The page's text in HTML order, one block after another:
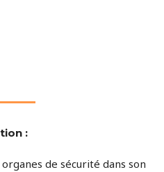
:
de sécurité dans son